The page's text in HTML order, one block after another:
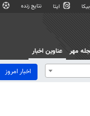
ایتا نتایج زنده
مهر
عناوین اخبار
اخبار امروز